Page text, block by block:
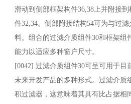
滑动到侧部框架构件36,38上并附接
件32,34。侧部附接结构54可为与过
料。组合的过滤介质组件30和框架组
能力以适应多种窗户尺寸。
[0042] 过滤介质组件30可呈可用于目
未来开发产品的多种形式。过滤介质
积过滤器，这意味着其具有比占据相